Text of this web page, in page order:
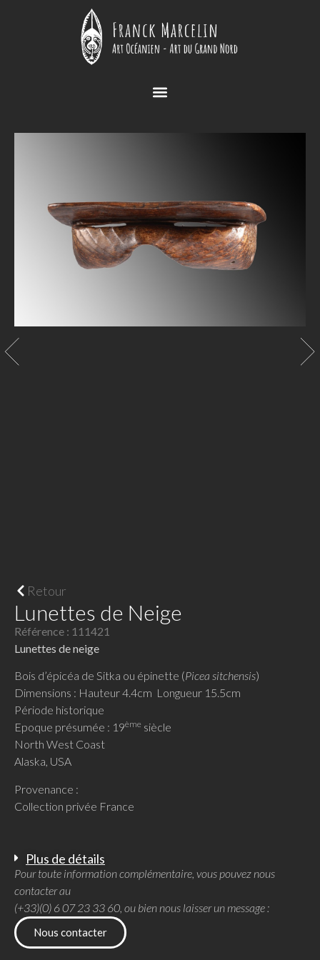
Retour
Lunettes de Neige
Référence : 111421
Lunettes de neige
Bois d’épicéa de Sitka ou épinette (Picea sitchensis)
Dimensions : Hauteur 4.4cm Longueur 15.5cm
Période historique
Epoque présumée : 19ème siècle
North West Coast
Alaska, USA
Provenance :
Collection privée France
Plus de détails
Pour toute information complémentaire, vous pouvez nous
contacter au
(+33)(0) 6 07 23 33 60, ou bien nous laisser un message :
Nous contacter